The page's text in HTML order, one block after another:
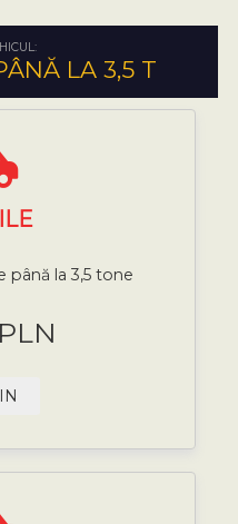
LA 3,5 T
până la 3,5 tone